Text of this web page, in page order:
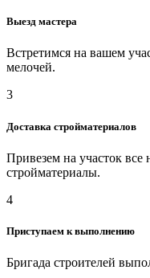
Выезд мастера
Встретимся на вашем
мелочей.
3
Доставка стройматериалов
Привезем на участок
стройматериалы.
4
Приступаем к выполнению
Бригада строителей